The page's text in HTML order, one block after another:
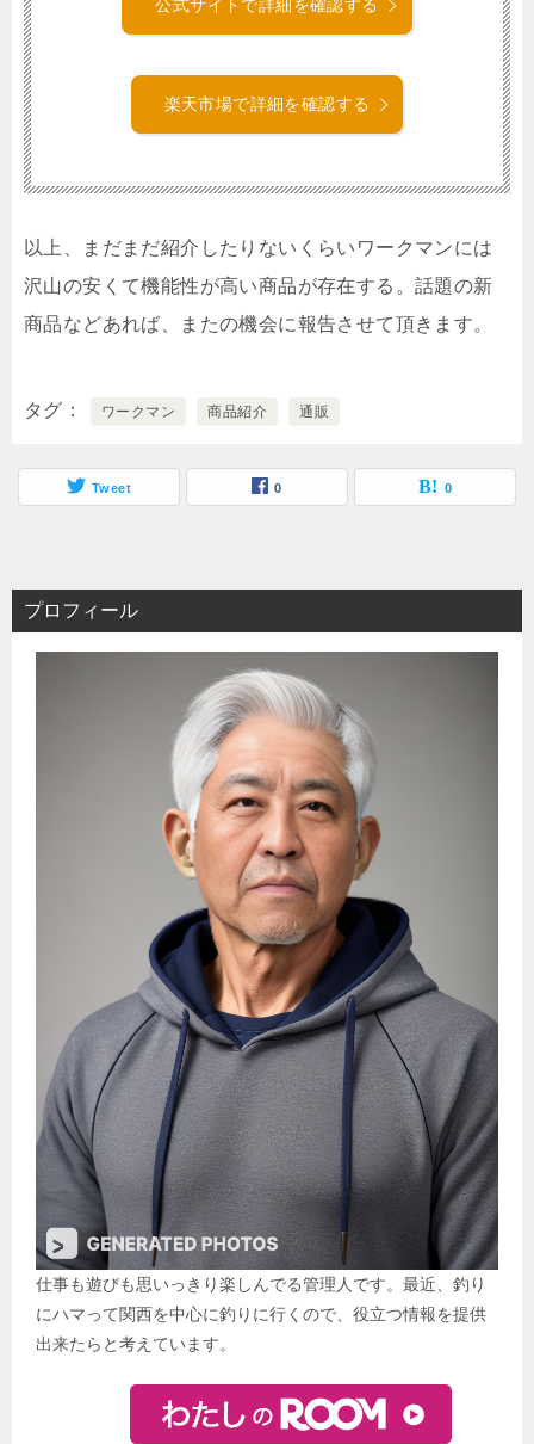
公式サイトで詳細を確認する
楽天市場で詳細を確認する
以上、まだまだ紹介したりないくらいワークマンには
沢山の安くて機能性が高い商品が存在する。話題の新
商品などあれば、またの機会に報告させて頂きます。
タグ ワークマン 商品紹介 通販
Tweet 0 0
プロフィール
仕事も遊びも思いっきり楽しんでる管理人です。最近、釣り
にハマって関西を中心に釣りに行くので、役立つ情報を提供
出来たらと考えています。